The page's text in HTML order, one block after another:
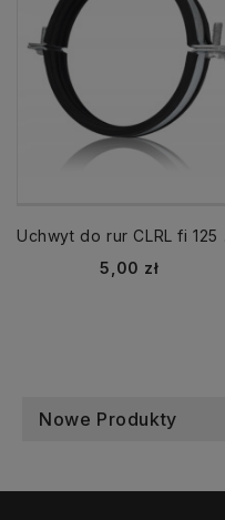
Cena
5,00 zł
Nowe Produkty